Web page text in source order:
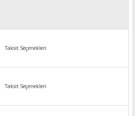
Taksit Seçenekleri
Taksit Seçenekleri